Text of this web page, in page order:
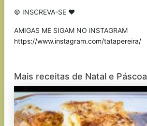
© INSCREVA-SE ❤️
AMIGAS ME SIGAM NO iNSTAGRAM
https://www.instagram.com/tatapereira/
Mais receitas de Natal e Páscoa